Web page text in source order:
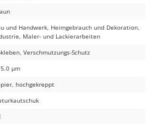
und Handwerk, Heimgebrauch und Dekoration,
Maler- und Lackierarbeiten
Verschmutzungs-Schutz
µm
hochgekreppt